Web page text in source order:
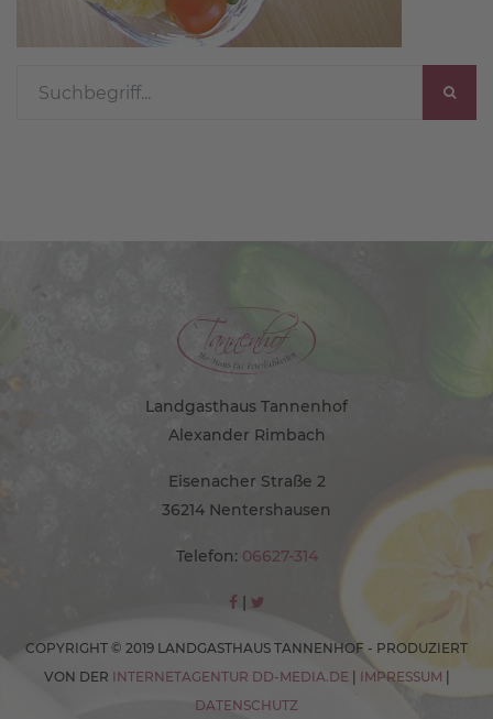
Landgasthaus Tannenhof
Alexander Rimbach
Eisenacher Straße 2
36214 Nentershausen
Telefon: 06627-314
|
COPYRIGHT © 2019 LANDGASTHAUS TANNENHOF - PRODUZIERT
VON DER INTERNETAGENTUR DD-MEDIA.DE | IMPRESSUM |
DATENSCHUTZ